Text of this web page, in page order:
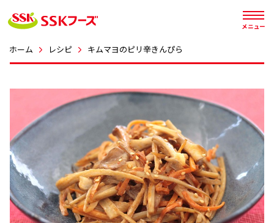
メニュー
ホーム レシピ キムマヨのピリ辛きんぴら